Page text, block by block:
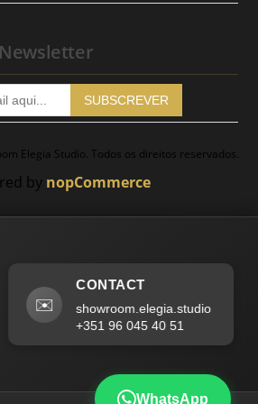
Newsletter
SUBSCREVER
Elegia Studio. Todos os direitos reservados.
by nopCommerce
WhatsApp
✉️
CONTACT
showroom.elegia.studio
+351 96 045 40 51